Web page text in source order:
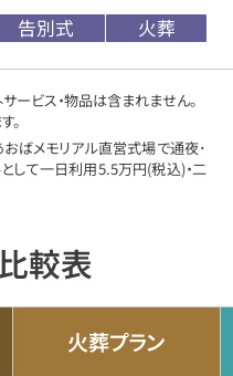
告別式 火葬
ビス・物品は含まれません。
。
ばメモリアル直営式場で通夜･
して一日利用5.5万円(税込)・二
較表
火葬プラン